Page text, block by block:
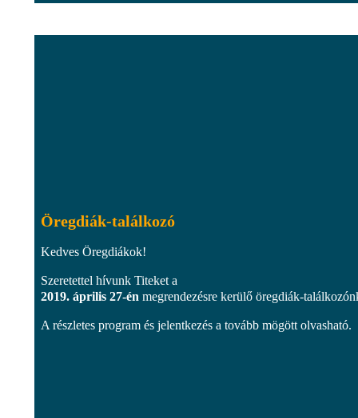
Öregdiák-találkozó
Kedves Öregdiákok!
Szeretettel hívunk Titeket a
2019. április 27-én megrendezésre kerülő öregdiák-
A részletes program és jelentkezés a tovább mögött olvasható.